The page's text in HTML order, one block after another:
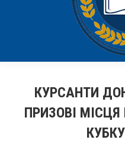
КУРСАНТИ
ПРИЗОВІ
КУБКУ